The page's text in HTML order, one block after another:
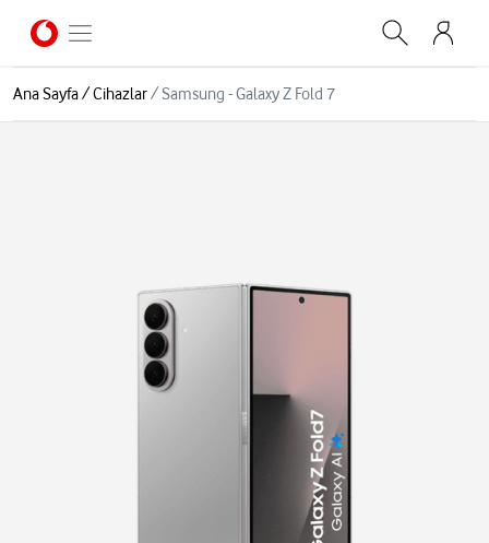
Ana Sayfa/Cihazlar/Samsung - Galaxy Z Fold 7